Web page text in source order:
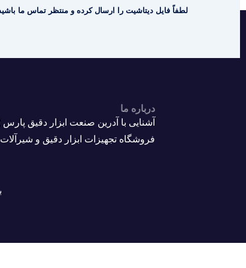
لطفاً فایل دیتاشیت را ارسال کرده و منتظر تماس ما
درباره ما
فروشگاه تجهیزات ابزار دقیق و